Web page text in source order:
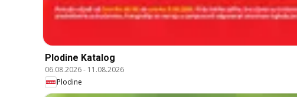
Plodine Katalog
06.08.2026- 11.08.2026
Plodine